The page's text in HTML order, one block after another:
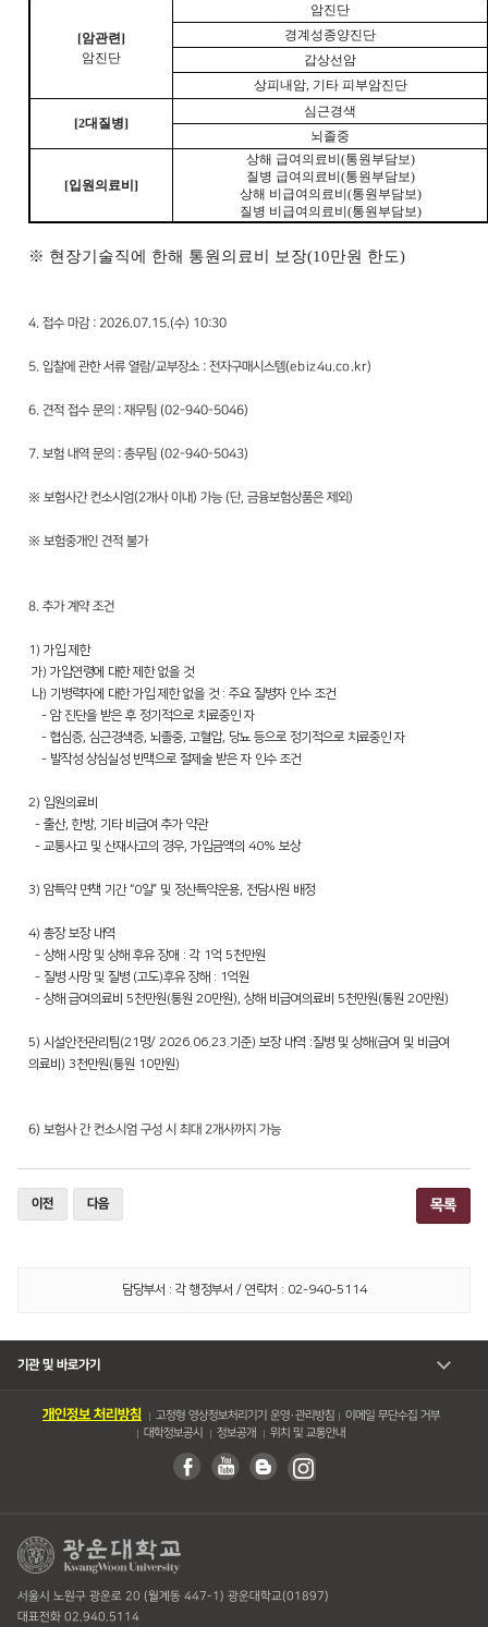
[암관련]
암진단
암진단
경계성종양진단
갑상선암
상피내암, 기타 피부암진단
[2대질병]
심근경색
뇌졸중
[입원의료비]
상해 급여의료비(통원부담보)
질병 급여의료비(통원부담보)
상해 비급여의료비(통원부담보)
질병 비급여의료비(통원부담보)
※ 현장기술직에 한해 통원의료비 보장(10만원 한도)
4. 접수 마감 : 2026.07.15.(수) 10:30
5. 입찰에 관한 서류 열람/교부장소 : 전자구매시스템(ebiz4u.co.kr)
6. 견적 접수 문의 : 재무팀 (02-940-5046)
7. 보험 내역 문의 : 총무팀 (02-940-5043)
※ 보험사간 컨소시엄(2개사 이내) 가능 (단, 금융보험상품은 제외)
※ 보험중개인 견적 불가
8. 추가 계약 조건
1) 가입 제한
가) 가입연령에 대한 제한 없을 것
나) 기병력자에 대한 가입 제한 없을 것 : 주요 질병자 인수 조건
- 암 진단을 받은 후 정기적으로 치료중인 자
- 협심증, 심근경색증, 뇌졸중, 고혈압, 당뇨 등으로 정기적으로 치료중인 자
- 발작성 상심실성 빈맥으로 절제술 받은 자 인수 조건
2) 입원의료비
- 출산, 한방, 기타 비급여 추가 약관
- 교통사고 및 산재사고의 경우, 가입금액의 40% 보상
3) 암특약 면책 기간 “0일” 및 정산특약운용, 전담사원 배정
4) 총장 보장 내역
- 상해 사망 및 상해 후유 장애 : 각 1억 5천만원
- 질병 사망 및 질병 (고도)후유 장해 : 1억원
- 상해 급여의료비 5천만원(통원 20만원), 상해 비급여의료비 5천만원(통원 20만원)
5) 시설안전관리팀(21명/ 2026.06.23.기준) 보장 내역 :질병 및 상해(급여 및 비급여
의료비) 3천만원(통원 10만원)
6) 보험사 간 컨소시엄 구성 시 최대 2개사까지 가능​​
이전 다음 목록
담당부서 : 각 행정부서 / 연락처 : 02-940-5114
기관 및 바로가기
개인정보 처리방침 고정형 영상정보처리기기 운영・관리방침
이메일 무단수집 거부
대학정보공시
정보공개 위치 및 교통안내
서울시 노원구 광운로 20 (월계동 447-1) 광운대학교(01897)
대표전화 02.940.5114